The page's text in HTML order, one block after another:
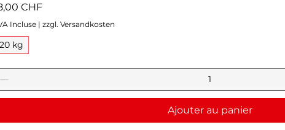
CHF
Incluse |zzgl. Versandkosten
20 kg
Ajouter au panier